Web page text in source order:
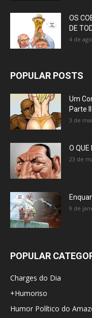
OS
DE
4 de
POPULAR POSTS
Um
Parte II
3 de
O QUE
23 de
9 de
POPULAR
Charges do Dia
+Humoriso
Humor Político do